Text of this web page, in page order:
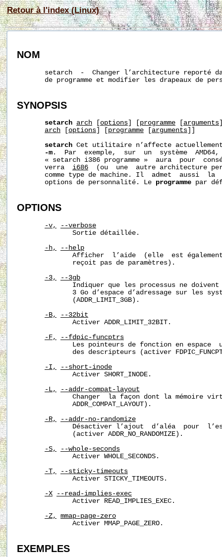
Retour à l'index (Linux)
NOM
setarch  -  Changer l’architecture reporté
de programme et modifier les drapeaux de
SYNOPSIS
setarch arch options programme arguments
arch
options programme arguments
setarch Cet utilitaire n’affecte
-m .  Par  exemple,  sur  un  système  AMD64,
« setarch i386 programme »  aura  pour
       verra
i686
(ou  une  autre architecture
comme type de machine. Il  admet  aussi  la
       options de personnalité. Le
programme par
OPTIONS
-v,
--verbose
              Sortie détaillée.
-h,
--help
Afficher  l’aide  (elle  est
              reçoit pas de paramètres).
-3,
--3gb
Indiquer que les processus ne
3 Go d’espace d’adressage sur les
              (ADDR_LIMIT_3GB).
-B,
--32bit
              Activer ADDR_LIMIT_32BIT.
-F,
--fdpic-funcptrs
Les pointeurs de fonction en espace
des descripteurs (activer
-I,
--short-inode
              Activer SHORT_INODE.
-L,
--addr-compat-layout
Changer  la façon dont la mémoire
              ADDR_COMPAT_LAYOUT).
-R,
--addr-no-randomize
Désactiver l’ajout  d’aléa  pour
              (activer ADDR_NO_RANDOMIZE).
-S,
--whole-seconds
              Activer WHOLE_SECONDS.
-T,
--sticky-timeouts
              Activer STICKY_TIMEOUTS.
-X
--read-implies-exec
              Activer READ_IMPLIES_EXEC.
-Z,
mmap-page-zero
              Activer MMAP_PAGE_ZERO.
EXEMPLES